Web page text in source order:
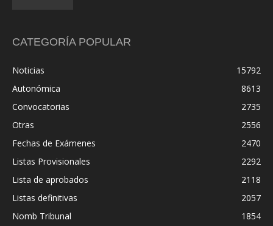
CATEGORÍA POPULAR
Noticias
15792
Autonómica
8613
Convocatorias
2735
Otras
2556
Fechas de Exámenes
2470
Listas Provisionales
2292
Lista de aprobados
2118
Listas definitivas
2057
Nomb Tribunal
1854